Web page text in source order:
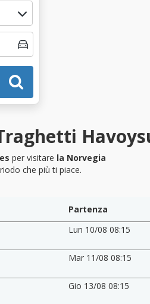
per visitare la Norvegia
che più ti piace.
Partenza
Lun 10/08 08:15
Mar 11/08 08:15
Gio 13/08 08:15